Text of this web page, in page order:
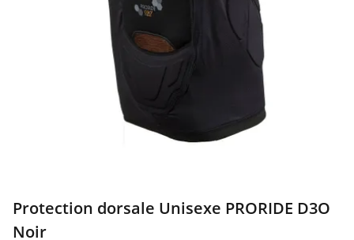
Protection dorsale Unisexe PRORIDE D3O
Noir